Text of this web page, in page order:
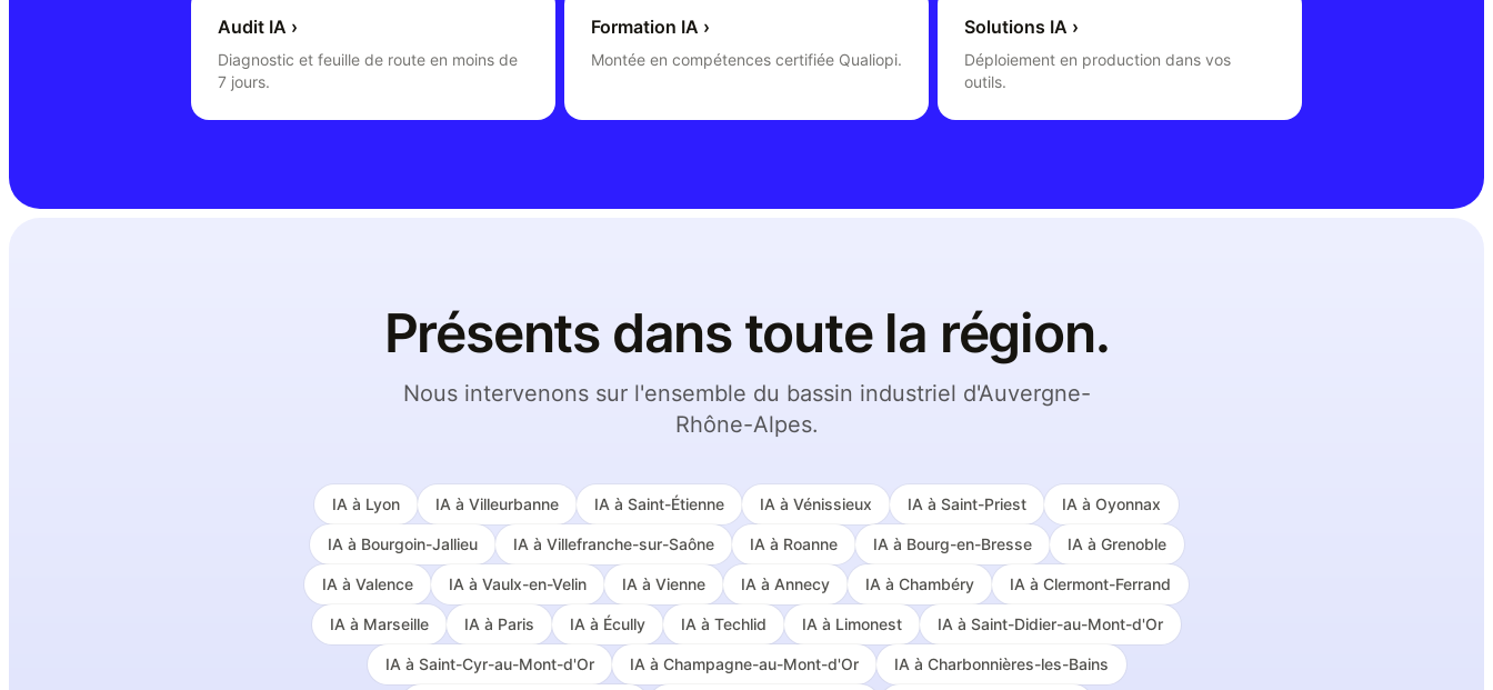
Audit IA ›
Diagnostic et feuille de route en moins de
7 jours.
Formation IA ›
Montée en compétences certifiée Qualiopi.
Solutions IA ›
Déploiement en production dans vos
outils.
Présents dans toute la région.
Nous intervenons sur l'ensemble du bassin industriel d'Auvergne-
Rhône-Alpes.
IA à Lyon IA à Villeurbanne IA à Saint-Étienne IA à Vénissieux IA à Saint-Priest IA à Oyonnax
IA à Bourgoin-Jallieu IA à Villefranche-sur-Saône IA à Roanne IA à Bourg-en-Bresse IA à Grenoble
IA à Valence IA à Vaulx-en-Velin IA à Vienne IA à Annecy IA à Chambéry IA à Clermont-Ferrand
IA à Marseille IA à Paris IA à Écully IA à Techlid IA à Limonest IA à Saint-Didier-au-Mont-d'Or
IA à Saint-Cyr-au-Mont-d'Or IA à Champagne-au-Mont-d'Or IA à Charbonnières-les-Bains